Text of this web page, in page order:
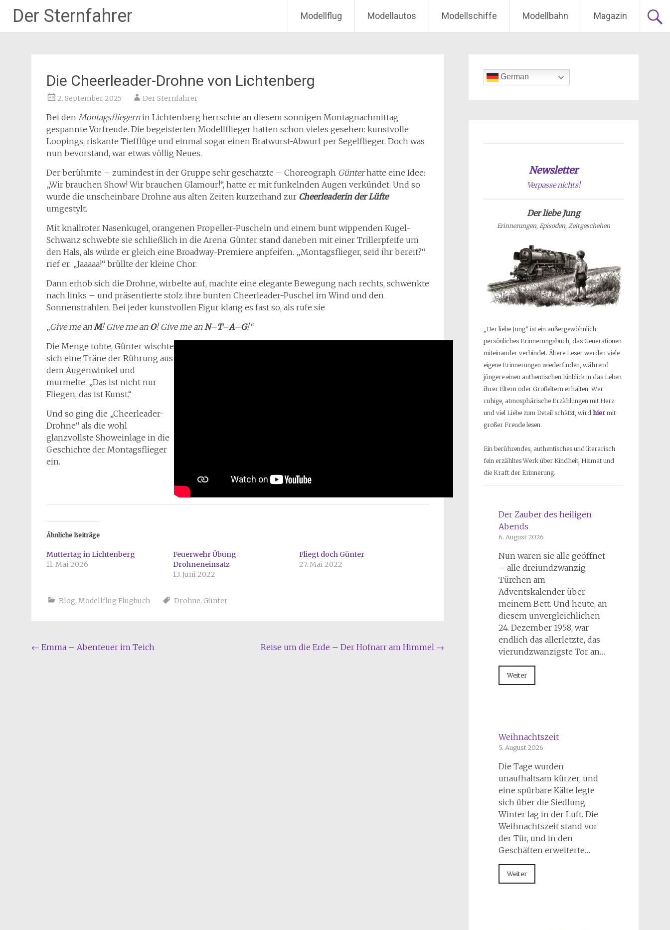
Der Sternfahrer Modellflug Modellautos Modellschiffe Modellbahn Magazin
Die Cheerleader-Drohne von Lichtenberg
2. September 2025 Der Sternfahrer
Bei den Montagsfliegernin Lichtenberg herrschte an diesem sonnigen Montagnachmittag
gespannte Vorfreude. Die begeisterten Modellflieger hatten schon vieles gesehen: kunstvolle
Loopings, riskante Tiefflüge und einmal sogar einen Bratwurst-Abwurf per Segelflieger. Doch was
nun bevorstand, war etwas völlig Neues.
Der berühmte – zumindest in der Gruppe sehr geschätzte – Choreograph Günterhatte eine Idee:
„Wir brauchen Show! Wir brauchen Glamour!“, hatte er mit funkelnden Augen verkündet. Und so
wurde die unscheinbare Drohne aus alten Zeiten kurzerhand zur Cheerleaderin der Lüfte
umgestylt.
Mit knallroter Nasenkugel, orangenen Propeller-Puscheln und einem bunt wippenden Kugel-
Schwanz schwebte sie schließlich in die Arena. Günter stand daneben mit einer Trillerpfeife um
den Hals, als würde er gleich eine Broadway-Premiere anpfeifen. „Montagsflieger, seid ihr bereit?“
rief er. „Jaaaaa!“ brüllte der kleine Chor.
Dann erhob sich die Drohne, wirbelte auf, machte eine elegante Bewegung nach rechts, schwenkte
nach links – und präsentierte stolz ihre bunten Cheerleader-Puschel im Wind und den
Sonnenstrahlen. Bei jeder kunstvollen Figur klang es fast so, als rufe sie
„Give me anM! Give me an O! Give me anN–T–A–G!“
Die Menge tobte, Günter wischte
sich eine Träne der Rührung aus
dem Augenwinkel und
murmelte: „Das ist nicht nur
Fliegen, das ist Kunst.“
Und so ging die „Cheerleader-
Drohne“ als die wohl
glanzvollste Showeinlage in die
Geschichte der Montagsflieger
ein.
Ähnliche Beiträge
Muttertag in Lichtenberg
11. Mai 2026
Feuerwehr Übung
Drohneneinsatz
13. Juni 2022
Fliegt doch Günter
27. Mai 2022
Blog, Modellflug Flugbuch Drohne, Günter
Beitragsnavigation
← Emma – Abenteuer im Teich Reise um die Erde – Der Hofnarr am Himmel →
German
Newsletter
Verpasse nichts!
Der liebe Jung
Erinnerungen, Episoden, Zeitgeschehen
„Der liebe Jung“ ist ein außergewöhnlich
persönliches Erinnerungsbuch, das Generationen
miteinander verbindet. Ältere Leser werden viele
eigene Erinnerungen wiederfinden, während
jüngere einen authentischen Einblick in das Leben
ihrer Eltern oder Großeltern erhalten. Wer
ruhige, atmosphärische Erzählungen mit Herz
und viel Liebe zum Detail schätzt, wird hiermit
großer Freude lesen.
Ein berührendes, authentisches und literarisch
fein erzähltes Werk über Kindheit, Heimat und
die Kraft der Erinnerung.
Der Zauber des heiligen
Abends
6. August 2026
Nun waren sie alle geöffnet
– alle dreiundzwanzig
Türchen am
Adventskalender über
meinem Bett. Und heute, an
diesem unvergleichlichen
24. Dezember 1958, war
endlich das allerletzte, das
vierundzwanzigste Tor an…
Weiter
Weihnachtszeit
5. August 2026
Die Tage wurden
unaufhaltsam kürzer, und
eine spürbare Kälte legte
sich über die Siedlung.
Winter lag in der Luft. Die
Weihnachtszeit stand vor
der Tür, und in den
Geschäften erweiterte…
Weiter